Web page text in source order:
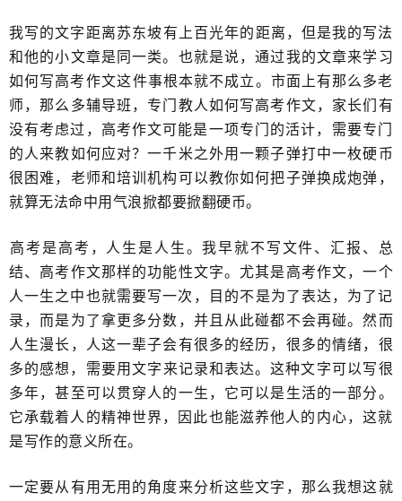
我写的文字距离苏东坡​有上百光年的距离，但是我的写法
和他的小文章是同一类。也就是说，通过我的文章来学习
如何写高考作文​这件事根本就不成立。市面上有那么多老
师，那么多辅导班，专门教人如何写高考作文，家长们有
没有考虑过，高考作文可能是一项专门的活计，​需要专门
的人来教如何应对？一千米之外用一颗子弹打中一枚硬币
很困难，老师和培训机构可以教你如何把子弹换成炮弹，
就算无法命中用气浪掀都要掀翻​硬币。
​高考是高考，人生是人生。我早就不写文件、汇报、总
结、高考作文那样的功能性文字。尤其是高考作文，一个
人一生之中也就需要写一次​，目的不是为了表达，为了记
录，而是为了拿更多分数，并且从此碰都不会再碰。然而
人生漫长，人这一辈子会有很多的经历，很多的情绪，很
多的感想，​需要用文字来记录和表达。这种文字​可以写很
多年，甚至可以贯穿人的一生，它可以是生活的一部分。
它承载着人的精神世界，因此也能滋养他人的​内心，这就
是写作的意义所在。
一定要从有用无用的角度来分析这些文字，那么我想这就